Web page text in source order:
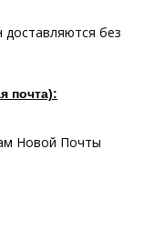
доставляются без
почта):
Новой Почты